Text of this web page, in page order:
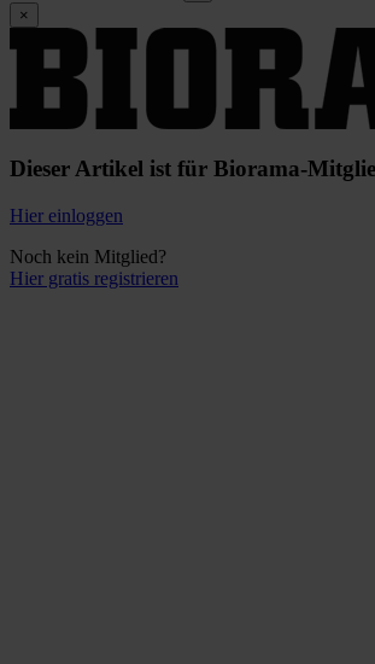
×
Dieser Artikel ist für Biorama-
Hier einloggen
Noch kein Mitglied?
Hier gratis registrieren